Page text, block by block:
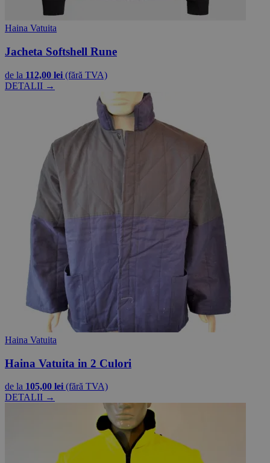
Haina Vatuita
Jacheta Softshell Rune
de la 112,00 lei (fără TVA)
DETALII →
Haina Vatuita
Haina Vatuita in 2 Culori
de la 105,00 lei (fără TVA)
DETALII →